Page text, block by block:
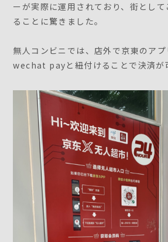
ーが実際に運用されており、街とし
ることに驚きました。
無人コンビニでは、店外で京東のア
wechat payと紐付けることで決済が